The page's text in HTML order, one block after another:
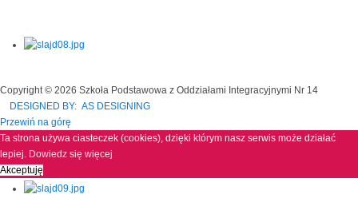
Copyright © 2026 Szkoła Podstawowa z Oddziałami Integracyjnymi Nr 14
DESIGNED BY: AS DESIGNING
Przewiń na górę
Ta strona używa ciasteczek (cookies), dzięki którym nasz serwis może działać
lepiej. Dowiedz się więcej
Akceptuję